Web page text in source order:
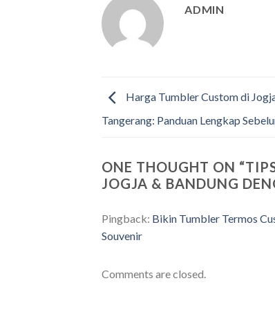
ADMIN
Harga Tumbler Custom di
Tangerang: Panduan Lengkap
ONE THOUGHT ON “
JOGJA & BANDUNG
Pingback: Bikin Tumbler Termos
Souvenir
Comments are closed.